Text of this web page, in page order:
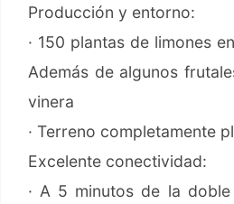
Producción y entorno:
· 150 plantas de limones
Además de algunos
vinera
· Terreno completamente
Excelente conectividad:
· A 5 minutos de la